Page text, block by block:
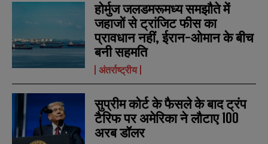
होर्मुज जलडमरूमध्य समझौते में
जहाजों से ट्रांजिट फीस का
प्रावधान नहीं, ईरान-ओमान के बीच
बनी सहमति
अंतर्राष्ट्रीय
सुप्रीम कोर्ट के फैसले के बाद ट्रंप
टैरिफ पर अमेरिका ने लौटाए 100
अरब डॉलर